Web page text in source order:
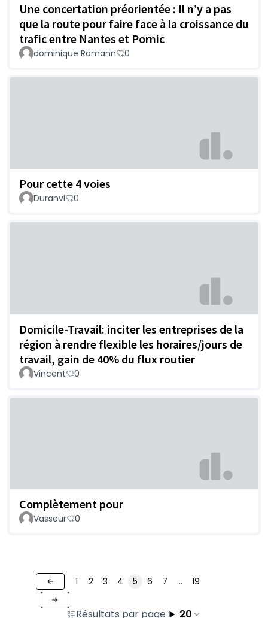
Une concertation préorientée : Il n’y a pas
que la route pour faire face à la croissance du
trafic entre Nantes et Pornic
dominique Romann 0
Pour cette 4 voies
Duranvi 0
Domicile-Travail: inciter les entreprises de la
région à rendre flexible les horaires/jours de
travail, gain de 40% du flux routier
Vincent 0
Complètement pour
Vasseur 0
Résultats par page : 20
1 2 3 4 5 6 7 … 19